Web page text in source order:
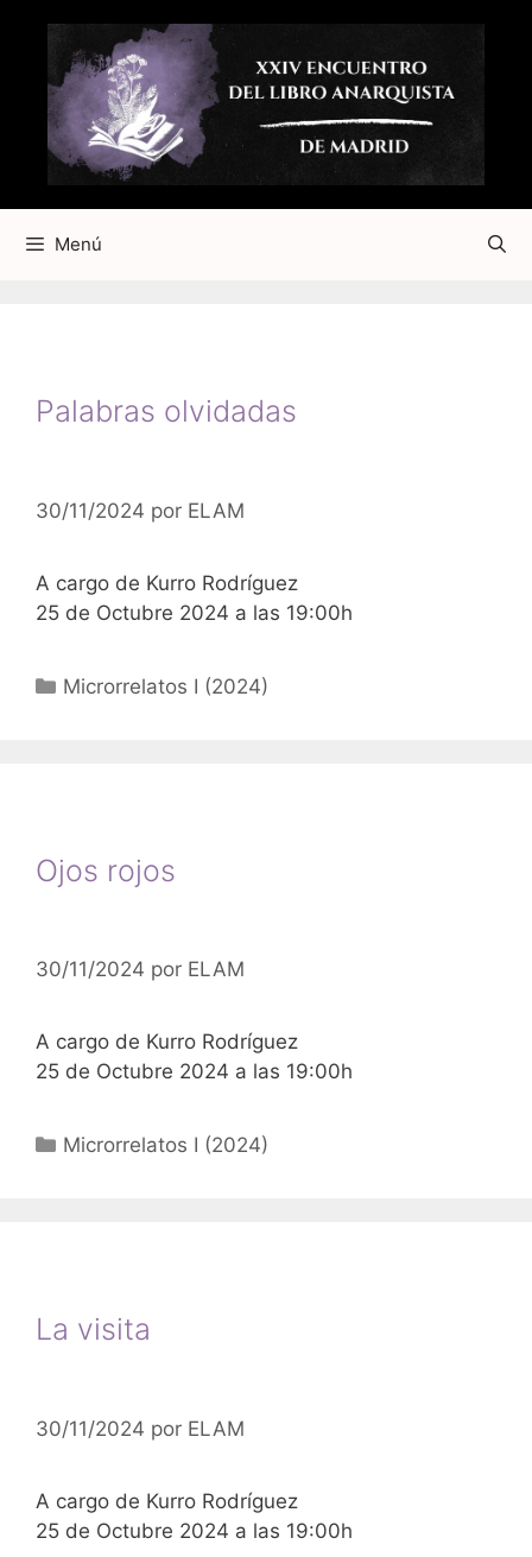
contenido
Menú
Palabras olvidadas
30/11/2024 por ELAM
A cargo de Kurro Rodríguez
25 de Octubre 2024 a las 19:00h
Categorías
Microrrelatos I (2024)
Ojos rojos
30/11/2024 por ELAM
A cargo de Kurro Rodríguez
25 de Octubre 2024 a las 19:00h
Categorías
Microrrelatos I (2024)
La visita
30/11/2024 por ELAM
A cargo de Kurro Rodríguez
25 de Octubre 2024 a las 19:00h